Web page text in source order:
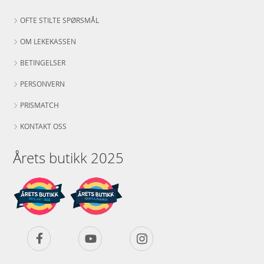
OFTE STILTE SPØRSMÅL
OM LEKEKASSEN
BETINGELSER
PERSONVERN
PRISMATCH
KONTAKT OSS
Årets butikk 2025